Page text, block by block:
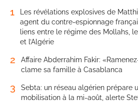
1
Les révélations explosives de
agent du contre-espionnage
liens entre le régime des Mollahs,
et l’Algérie
2
Affaire Abderrahim Fakir:
clame sa famille à Casablanca
3
Sebta: un réseau algérien prépare
mobilisation à la mi-août, alerte